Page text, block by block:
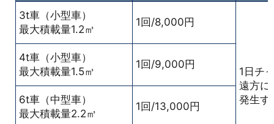
3t車（小型車）
最大積載量1.2㎥
1回/8,000円
1日チ
遠方に
発生す
4t車（小型車）
最大積載量1.5㎥
1回/9,000円
6t車（中型車）
最大積載量2.2㎥
1回/13,000円